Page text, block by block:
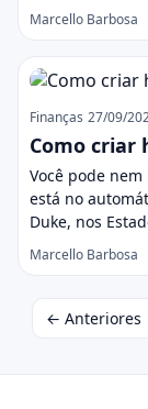
Marcello Barbosa
Finanças 27/09/
Como criar
Você pode
está no
Duke, nos
Marcello Barbosa
← Anteriores